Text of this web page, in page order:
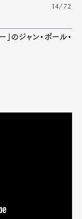
14/72
」のジャン・ポール・